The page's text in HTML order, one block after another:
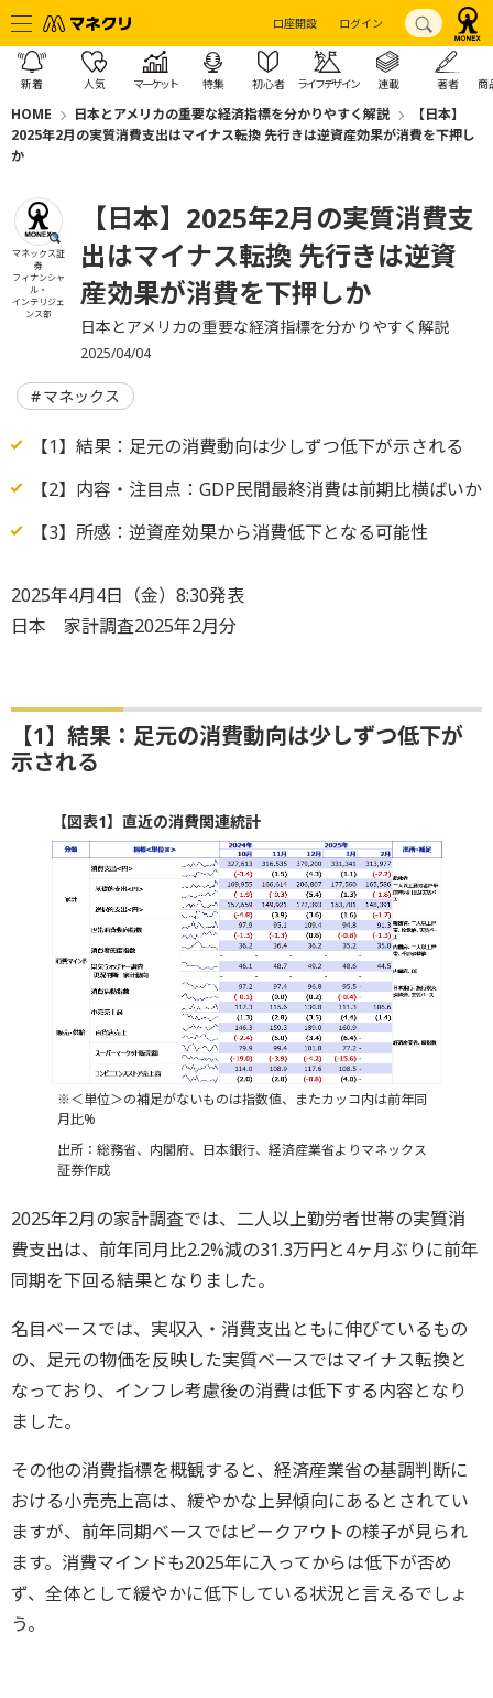
口座開設 ログイン
新着 人気 マーケット 特集 初心者 ライフデザイン 連載 著者 商
HOME 日本とアメリカの重要な経済指標を分かりやすく解説
【日本】
2025年2月の実質消費支出はマイナス転換 先行きは逆資産効果が消費を下押し
か
マネックス証
券
フィナンシャ
ル・
インテリジェ
ンス部
【日本】2025年2月の実質消費支
出はマイナス転換 先行きは逆資
産効果が消費を下押しか
日本とアメリカの重要な経済指標を分かりやすく解説
2025/04/04
マネックス
【1】結果：足元の消費動向は少しずつ低下が示される
【2】内容・注目点：GDP民間最終消費は前期比横ばいか
【3】所感：逆資産効果から消費低下となる可能性
2025年4月4日（金）8:30発表
日本 家計調査2025年2月分
【1】結果：足元の消費動向は少しずつ低下が
示される
【図表1】直近の消費関連統計
※＜単位＞の補足がないものは指数値、またカッコ内は前年同
月比%
出所：総務省、内閣府、日本銀行、経済産業省よりマネックス
証券作成
2025年2月の家計調査では、二人以上勤労者世帯の実質消
費支出は、前年同月比2.2%減の31.3万円と4ヶ月ぶりに前年
同期を下回る結果となりました。
名目ベースでは、実収入・消費支出ともに伸びているもの
の、足元の物価を反映した実質ベースではマイナス転換と
なっており、インフレ考慮後の消費は低下する内容となり
ました。
その他の消費指標を概観すると、経済産業省の基調判断に
おける小売売上高は、緩やかな上昇傾向にあるとされてい
ますが、前年同期ベースではピークアウトの様子が見られ
ます。消費マインドも2025年に入ってからは低下が否め
ず、全体として緩やかに低下している状況と言えるでしょ
う。